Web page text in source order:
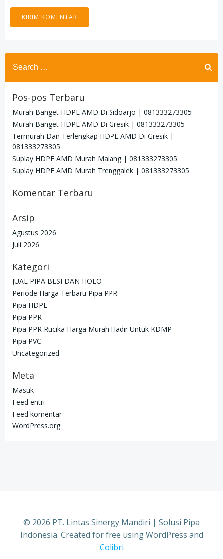
Search
for:
Pos-pos Terbaru
Murah Banget HDPE AMD Di Sidoarjo | 081333273305
Murah Banget HDPE AMD Di Gresik | 081333273305
Termurah Dan Terlengkap HDPE AMD Di Gresik |
081333273305
Suplay HDPE AMD Murah Malang | 081333273305
Suplay HDPE AMD Murah Trenggalek | 081333273305
Komentar Terbaru
Arsip
Agustus 2026
Juli 2026
Kategori
JUAL PIPA BESI DAN HOLO
Periode Harga Terbaru Pipa PPR
Pipa HDPE
Pipa PPR
Pipa PPR Rucika Harga Murah Hadir Untuk KDMP
Pipa PVC
Uncategorized
Meta
Masuk
Feed entri
Feed komentar
WordPress.org
© 2026 PT. Lintas Sinergy Mandiri | Solusi Pipa
Indonesia. Created for free using WordPress and
Colibri